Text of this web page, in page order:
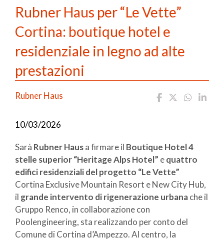
Rubner Haus per “Le Vette”
Cortina: boutique hotel e
residenziale in legno ad alte
prestazioni
Rubner Haus
10/03/2026
Sarà Rubner Hausa firmare il Boutique Hotel 4
stelle superior “Heritage Alps Hotel” equattro
edifici residenziali del progetto “Le Vette”
Cortina Exclusive Mountain Resort e New City Hub,
il grande intervento di rigenerazione urbanache il
Gruppo Renco, in collaborazione con
Poolengineering, sta realizzando per conto del
Comune di Cortina d’Ampezzo. Al centro, la